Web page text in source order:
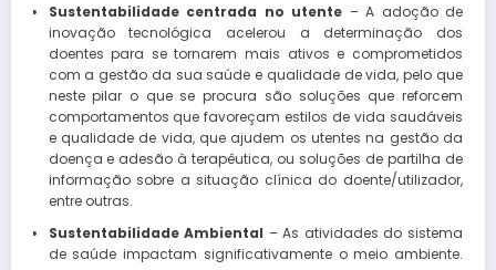
Sustentabilidade centrada no utente – A adoção de
inovação tecnológica acelerou a determinação dos
doentes para se tornarem mais ativos e comprometidos
com a gestão da sua saúde e qualidade de vida, pelo que
neste pilar o que se procura são soluções que reforcem
comportamentos que favoreçam estilos de vida saudáveis
e qualidade de vida, que ajudem os utentes na gestão da
doença e adesão à terapêutica, ou soluções de partilha de
informação sobre a situação clínica do doente/utilizador,
entre outras.
Sustentabilidade Ambiental – As atividades do sistema
de saúde impactam significativamente o meio ambiente.